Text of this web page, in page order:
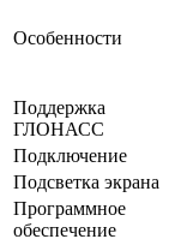
Особенности
Поддержка
ГЛОНАСС
Подключение
Подсветка экрана
Программное
обеспечение